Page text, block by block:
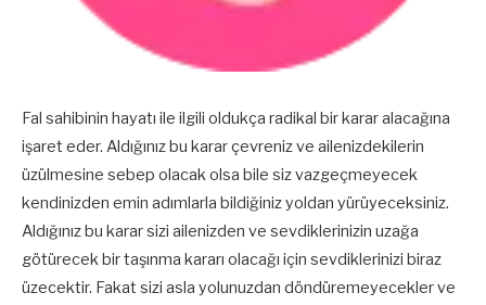
Fal sahibinin hayatı ile ilgili oldukça radikal bir karar alacağına
işaret eder. Aldığınız bu karar çevreniz ve ailenizdekilerin
üzülmesine sebep olacak olsa bile siz vazgeçmeyecek
kendinizden emin adımlarla bildiğiniz yoldan yürüyeceksiniz.
Aldığınız bu karar sizi ailenizden ve sevdiklerinizin uzağa
götürecek bir taşınma kararı olacağı için sevdiklerinizi biraz
üzecektir. Fakat sizi asla yolunuzdan döndüremeyecekler ve